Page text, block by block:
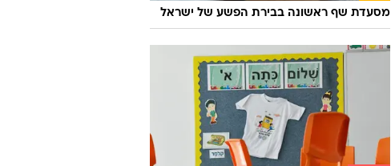
מסעדת שף ראשונה בבירת הפשע של ישראל